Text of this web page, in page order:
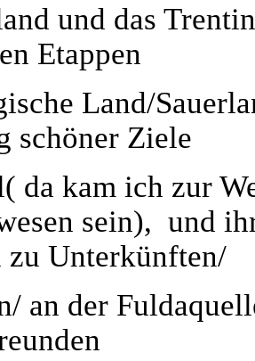
und das
Etappen
Land/
schöner Ziele
da kam ich zur
sein), und
zu Unterkünften/
an der